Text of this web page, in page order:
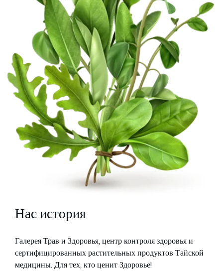
Нас история
Галерея Трав и Здоровья, центр контроля здоровья и
сертифицированных растительных продуктов Тайской
медицины. Для тех, кто ценит Здоровье!